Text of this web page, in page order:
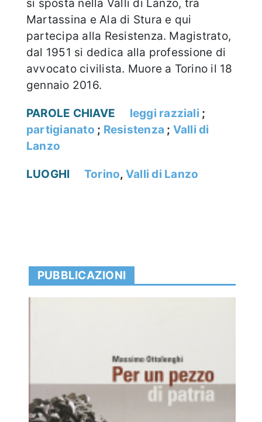
si sposta nella Valli di Lanzo, tra
Martassina e Ala di Stura e qui
partecipa alla Resistenza. Magistrato,
dal 1951 si dedica alla professione di
avvocato civilista. Muore a Torino il 18
gennaio 2016.
PAROLE CHIAVE leggi razziali ;
partigianato ; Resistenza ; Valli di
Lanzo
LUOGHI Torino, Valli di Lanzo
PUBBLICAZIONI